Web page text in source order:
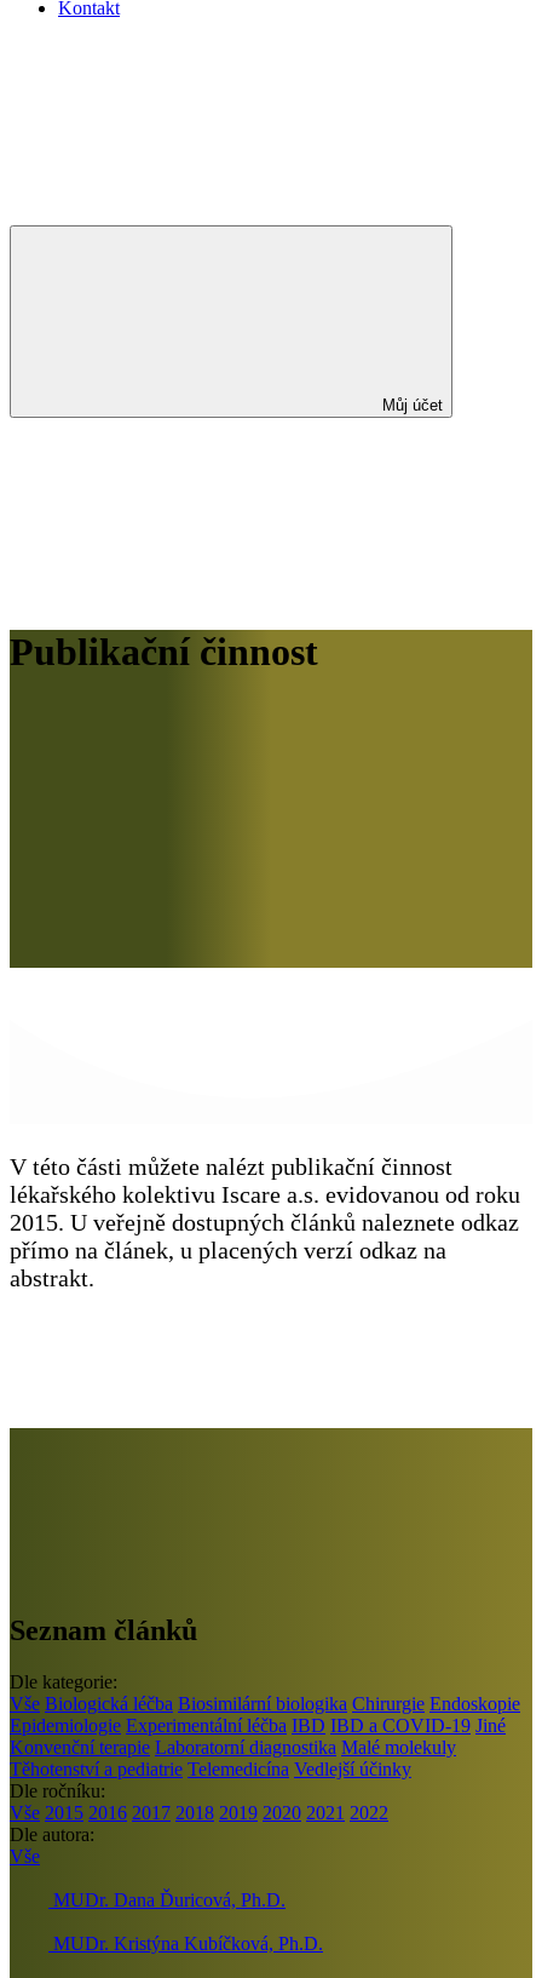
Kontakt
Můj účet
Publikační činnost
V této části můžete nalézt publikační činnost
lékařského kolektivu Iscare a.s. evidovanou od roku
2015. U veřejně dostupných článků naleznete odkaz
přímo na článek, u placených verzí odkaz na
abstrakt.
Seznam článků
Dle kategorie:
Vše Biologická léčba Biosimilární biologika Chirurgie Endoskopie
Epidemiologie Experimentální léčba IBD IBD a COVID-19 Jiné
Konvenční terapie Laboratorní diagnostika Malé molekuly
Těhotenství a pediatrie Telemedicína Vedlejší účinky
Dle ročníku:
Vše 2015 2016 2017 2018 2019 2020 2021 2022
Dle autora:
Vše
MUDr. Dana Ďuricová, Ph.D.
MUDr. Kristýna Kubíčková, Ph.D.